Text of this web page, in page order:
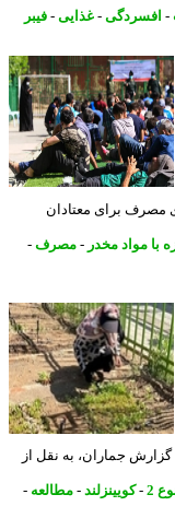
-غذایی- فیبر
برای معتادان
مواد مخدر-مصرف-
شوند. - به گزارش جماران، به نقل از
-کویینزلند-مطالعه-